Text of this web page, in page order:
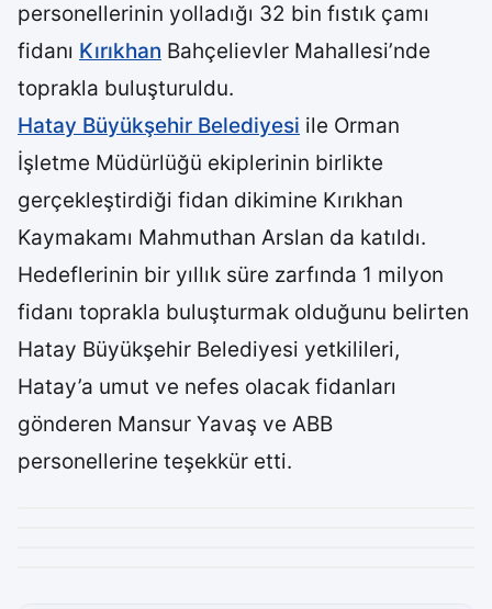
personellerinin yolladığı 32 bin fıstık çamı
fidanı Kırıkhan Bahçelievler Mahallesi’nde
toprakla buluşturuldu.
Hatay Büyükşehir Belediyesi ile Orman
İşletme Müdürlüğü ekiplerinin birlikte
gerçekleştirdiği fidan dikimine Kırıkhan
Kaymakamı Mahmuthan Arslan da katıldı.
Hedeflerinin bir yıllık süre zarfında 1 milyon
fidanı toprakla buluşturmak olduğunu belirten
Hatay Büyükşehir Belediyesi yetkilileri,
Hatay’a umut ve nefes olacak fidanları
gönderen Mansur Yavaş ve ABB
personellerine teşekkür etti.